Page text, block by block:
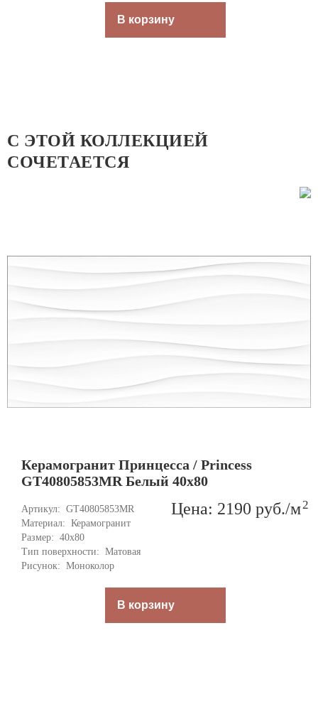
В корзину
С ЭТОЙ КОЛЛЕКЦИЕЙ
СОЧЕТАЕТСЯ
Керамогранит Принцесса / Princess
GT40805853MR Белый 40x80
Артикул: GT40805853MR
Материал: Керамогранит
Размер: 40x80
Тип поверхности: Матовая
Рисунок: Моноколор
Цена: 2190 руб./м2
В корзину